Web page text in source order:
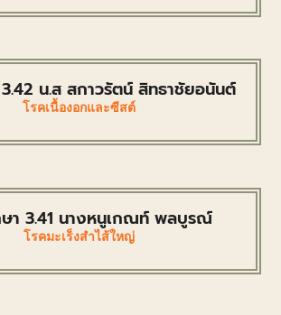
น.ส สกาวรัตน์ สิทธาชัยอนันต์
โรคเนื้องอกและซีสต์
า 3.41 นางหนูเกณท์ พลบูรณ์
โรคมะเร็งสำไส้ใหญ่